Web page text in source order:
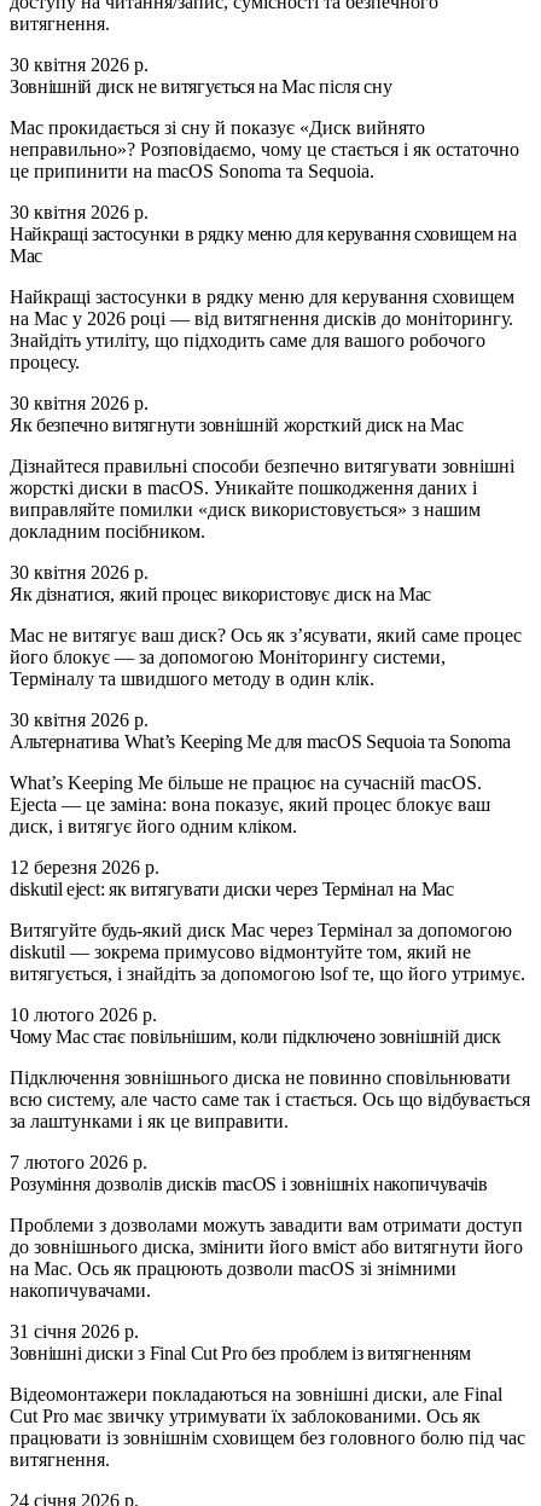
витягнення.
30 квітня 2026 р.
Зовнішній диск не витягується на Mac після сну
Mac прокидається зі сну й показує «Диск вийнято
неправильно»? Розповідаємо, чому це стається і як остаточно
це припинити на macOS Sonoma та Sequoia.
30 квітня 2026 р.
Найкращі застосунки в рядку меню для керування сховищем на
Mac
Найкращі застосунки в рядку меню для керування сховищем
на Mac у 2026 році — від витягнення дисків до моніторингу.
Знайдіть утиліту, що підходить саме для вашого робочого
процесу.
30 квітня 2026 р.
Як безпечно витягнути зовнішній жорсткий диск на Mac
Дізнайтеся правильні способи безпечно витягувати зовнішні
жорсткі диски в macOS. Уникайте пошкодження даних і
виправляйте помилки «диск використовується» з нашим
докладним посібником.
30 квітня 2026 р.
Як дізнатися, який процес використовує диск на Mac
Mac не витягує ваш диск? Ось як з’ясувати, який саме процес
його блокує — за допомогою Моніторингу системи,
Терміналу та швидшого методу в один клік.
30 квітня 2026 р.
Альтернатива What’s Keeping Me для macOS Sequoia та Sonoma
What’s Keeping Me більше не працює на сучасній macOS.
Ejecta — це заміна: вона показує, який процес блокує ваш
диск, і витягує його одним кліком.
12 березня 2026 р.
diskutil eject: як витягувати диски через Термінал на Mac
Витягуйте будь-який диск Mac через Термінал за допомогою
diskutil — зокрема примусово відмонтуйте том, який не
витягується, і знайдіть за допомогою lsof те, що його утримує.
10 лютого 2026 р.
Чому Mac стає повільнішим, коли підключено зовнішній диск
Підключення зовнішнього диска не повинно сповільнювати
всю систему, але часто саме так і стається. Ось що відбувається
за лаштунками і як це виправити.
7 лютого 2026 р.
Розуміння дозволів дисків macOS і зовнішніх накопичувачів
Проблеми з дозволами можуть завадити вам отримати доступ
до зовнішнього диска, змінити його вміст або витягнути його
на Mac. Ось як працюють дозволи macOS зі знімними
накопичувачами.
31 січня 2026 р.
Зовнішні диски з Final Cut Pro без проблем із витягненням
Відеомонтажери покладаються на зовнішні диски, але Final
Cut Pro має звичку утримувати їх заблокованими. Ось як
працювати із зовнішнім сховищем без головного болю під час
витягнення.
24 січня 2026 р.